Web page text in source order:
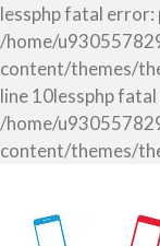
lessphp fatal
/home/
content/themes/
line 10lessphp
/home/
content/themes/